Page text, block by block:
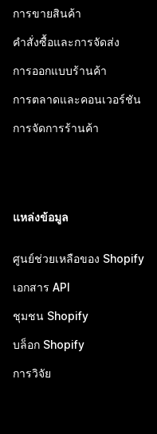
การขายสินค้า
คำสั่งซื้อและการจัดส่ง
การออกแบบร้านค้า
การตลาดและคอนเวอร์ชัน
การจัดการร้านค้า
แหล่งข้อมูล
ศูนย์ช่วยเหลือของ Shopify
เอกสาร API
ชุมชน Shopify
บล็อก Shopify
การวิจัย